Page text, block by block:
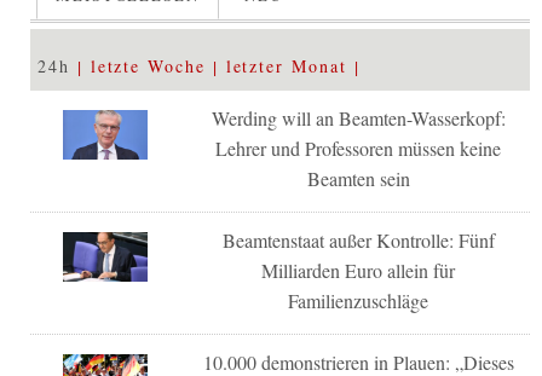
24h letzte Woche letzter Monat
Werding will an Beamten-Wasserkopf:
Lehrer und Professoren müssen keine
Beamten sein
Beamtenstaat außer Kontrolle: Fünf
Milliarden Euro allein für
Familienzuschläge
10.000 demonstrieren in Plauen: „Dieses